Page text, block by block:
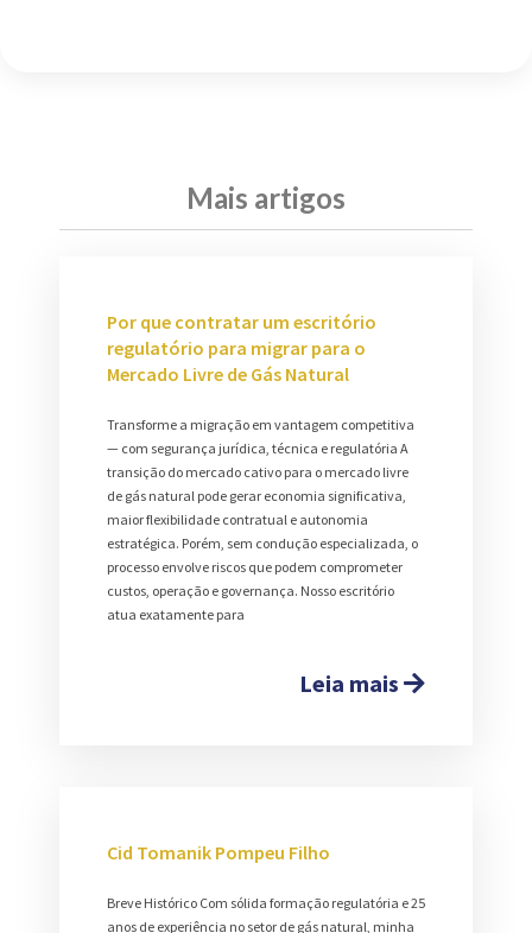
Mais artigos
Por que contratar um escritório
regulatório para migrar para o
Mercado Livre de Gás Natural
Transforme a migração em vantagem competitiva
— com segurança jurídica, técnica e regulatória A
transição do mercado cativo para o mercado livre
de gás natural pode gerar economia significativa,
maior flexibilidade contratual e autonomia
estratégica. Porém, sem condução especializada, o
processo envolve riscos que podem comprometer
custos, operação e governança. Nosso escritório
atua exatamente para
Leia mais
Cid Tomanik Pompeu Filho
Breve Histórico Com sólida formação regulatória e 25
anos de experiência no setor de gás natural, minha